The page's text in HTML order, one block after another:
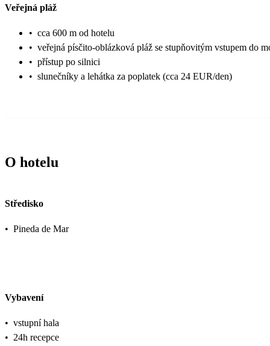
Veřejná pláž
• cca 600 m od hotelu
• veřejná písčito-oblázková pláž se stupňovitým vstupem do
• přístup po silnici
• slunečníky a lehátka za poplatek (cca 24 EUR/den)
O hotelu
Středisko
• Pineda de Mar
Vybavení
• vstupní hala
• 24h recepce